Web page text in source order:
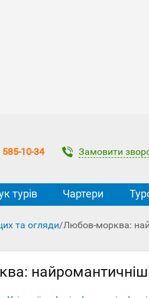
10-34 Замовити
турів Чартери
та огляди/Любов-морква: